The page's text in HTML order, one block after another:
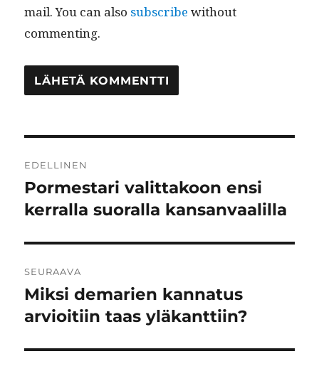
mail. You can also subscribe without
commenting.
selaus
EDELLINEN
Edellinen
artikkeli:
Pormestari valittakoon ensi
kerralla suoralla kansanvaalilla
SEURAAVA
Seuraava
artikkeli:
Miksi demarien kannatus
arvioitiin taas yläkanttiin?